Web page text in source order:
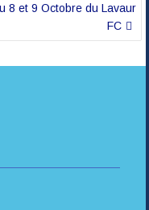
8 et 9 Octobre du Lavaur
FC